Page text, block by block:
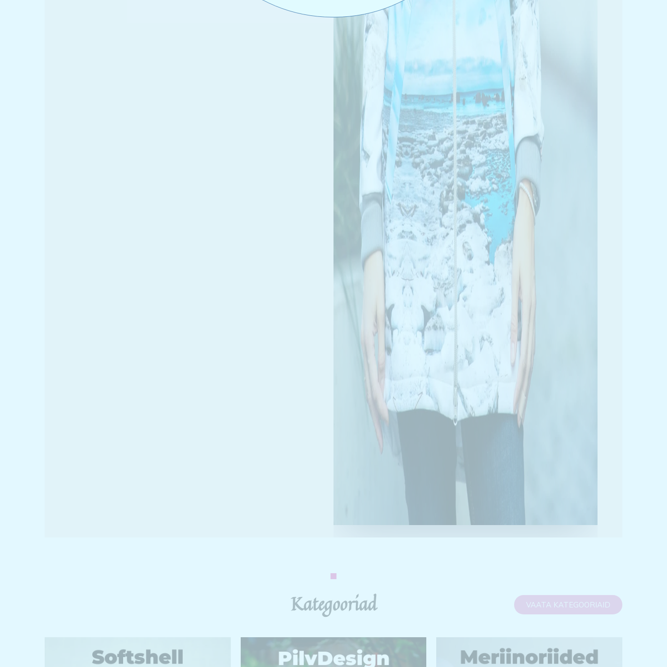
Kategooriad VAATA KATEGOORIAID
Softshell PilvDesign Meriinoriided